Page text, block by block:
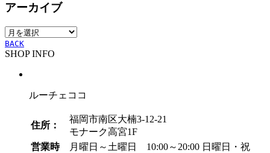
ゴ
ー
アーカイブ
ア
ー
カ
BACK
SHOP INFO
ルーチェココ
住所：
福岡市南区大楠3-12-21
モナーク高宮1F
営業時
月曜日～土曜日 10:00～20:00 日曜日・祝